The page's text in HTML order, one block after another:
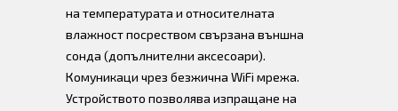
на температурата и относителната
влажност посреством свързана външна
сонда (допълнителни аксесоари).
Комуникаци чрез безжична WiFi мрежа.
Устройството позволява изпращане на